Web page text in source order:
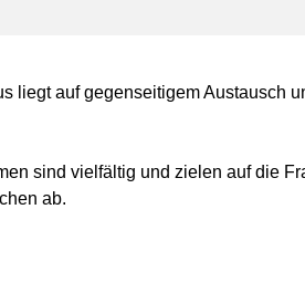
liegt auf gegenseitigem Austausch
sind vielfältig und zielen auf die
ab.